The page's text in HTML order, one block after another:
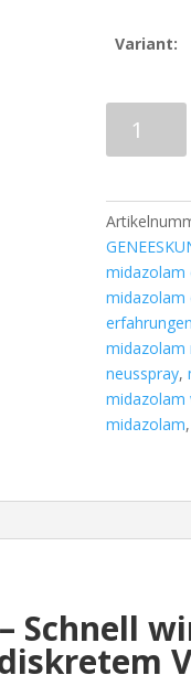
Variant:
kaufen
midazolam
midazolam
erfahrungen
midazolam
neusspray,
midazolam
midazolam
Schnell